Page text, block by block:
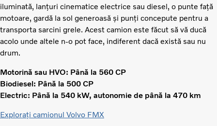
iluminată, lanțuri cinematice electrice sau diesel, o punte față
motoare, gardă la sol generoasă și punți concepute pentru a
transporta sarcini grele. Acest camion este făcut să vă ducă
acolo unde altele n-o pot face, indiferent dacă există sau nu
drum.
Motorină sau HVO: Până la 560 CP
Biodiesel: Până la 500 CP
Electric: Până la 540 kW, autonomie de până la 470 km
Explorați camionul Volvo FMX